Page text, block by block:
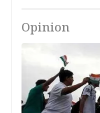
Opinion